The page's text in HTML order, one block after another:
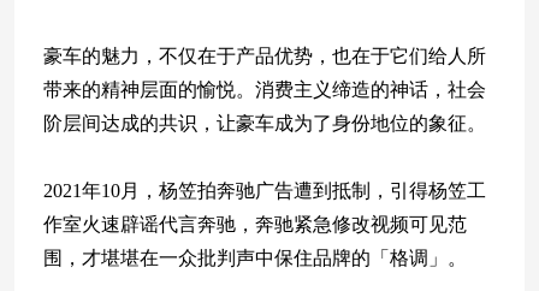
豪车的魅力，不仅在于产品优势，也在于它们给人所
带来的精神层面的愉悦。消费主义缔造的神话，社会
阶层间达成的共识，让豪车成为了身份地位的象征。
2021年10月，杨笠拍奔驰广告遭到抵制，引得杨笠工
作室火速辟谣代言奔驰，奔驰紧急修改视频可见范
围，才堪堪在一众批判声中保住品牌的「格调」。